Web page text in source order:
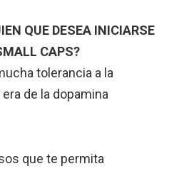
QUE DESEA INICIARSE
CAPS?
tolerancia a la
de la dopamina
que te permita